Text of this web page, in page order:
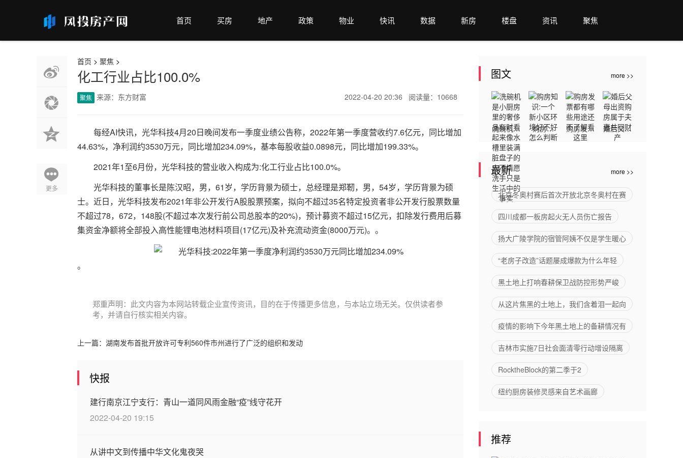
首页 买房 地产 政策 物业 快讯 数据 新房 楼盘 资讯 聚焦
更多
首页 > 聚焦 >
化工行业占比100.0%
聚焦 来源：东方财富 2022-04-20 20:36 阅读量：10668
每经AI快讯，光华科技4月20日晚间发布一季度业绩公告称，2022年第一季度营收约7.6亿元，同比增加
44.63%，净利润约3530万元，同比增加234.09%，基本每股收益0.0898元，同比增加199.33%。
2021年1至6月份，光华科技的营业收入构成为:化工行业占比100.0%。
光华科技的董事长是陈汉昭，男，61岁，学历背景为硕士，总经理是郑靭，男，54岁，学历背景为硕
士。近日，光华科技发布2021年非公开发行A股股票预案，拟向不超过35名特定投资者非公开发行股票数量
不超过78，672，148股(不超过本次发行前公司总股本的20%)，预计募资不超过15亿元，扣除发行费用后募
集资金净额将全部投入高性能锂电池材料项目(17亿元)及补充流动资金(8000万元)。。
。
郑重声明：此文内容为本网站转载企业宣传资讯，目的在于传播更多信息，与本站立场无关。仅供读者参
考，并请自行核实相关内容。
上一篇： 湖南发布首批开放许可专利560件市州进行了广泛的组织和发动
快报
建行南京江宁支行：青山一道同风雨金融“疫”线守花开
2022-04-20 19:15
从讲中文到传播中华文化鬼夜哭
图文 more >>
洗碗机是
小厨房里
的奢侈品
有时看起
来像水槽
里装满脏
盘子的人
不情愿洗
活中的事
实
购房知
识:一个
怎么判断
购房发票
都有哪些
里
婚后父母
出资购房
共同财产
最新 more >>
北京冬奥村赛后首次开放北京冬奥村在赛
四川成都一板房起火无人员伤亡报告
扬大广陵学院的宿管阿姨不仅是学生暖心
“老房子改造”话题屡成爆款为什么年轻
黑土地上打响春耕保卫战防控形势严峻
从这片焦黑的土地上，我们含着泪一起向
疫情的影响下今年黑土地上的备耕情况有
吉林市实施7日社会面清零行动增设隔离
RocktheBlock的第二季于2
纽约厨房装修灵感来自艺术画廊
推荐